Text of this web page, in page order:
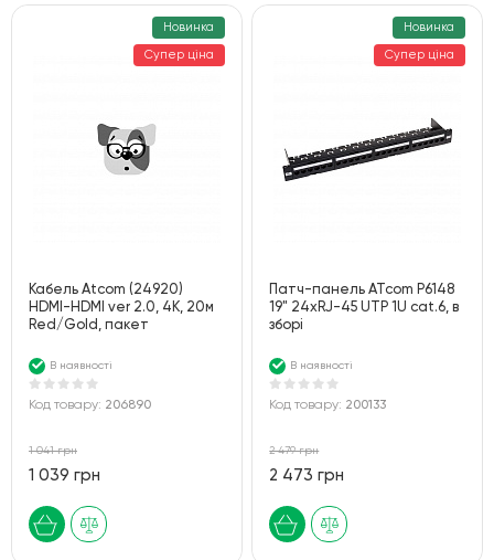
Новинка
Супер ціна
Кабель Atcom (24920)
HDMI-HDMI ver 2.0, 4K, 20м
Red/Gold, пакет
В наявності
Код товару: 206890
1 041 грн
1 039 грн
Новинка
Супер ціна
Патч-панель ATcom P6148
19" 24хRJ-45 UTP 1U cat.6, в
зборі
В наявності
Код товару: 200133
2 479 грн
2 473 грн